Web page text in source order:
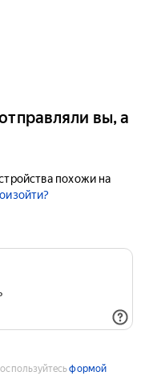
вы, а
похожи на
формой